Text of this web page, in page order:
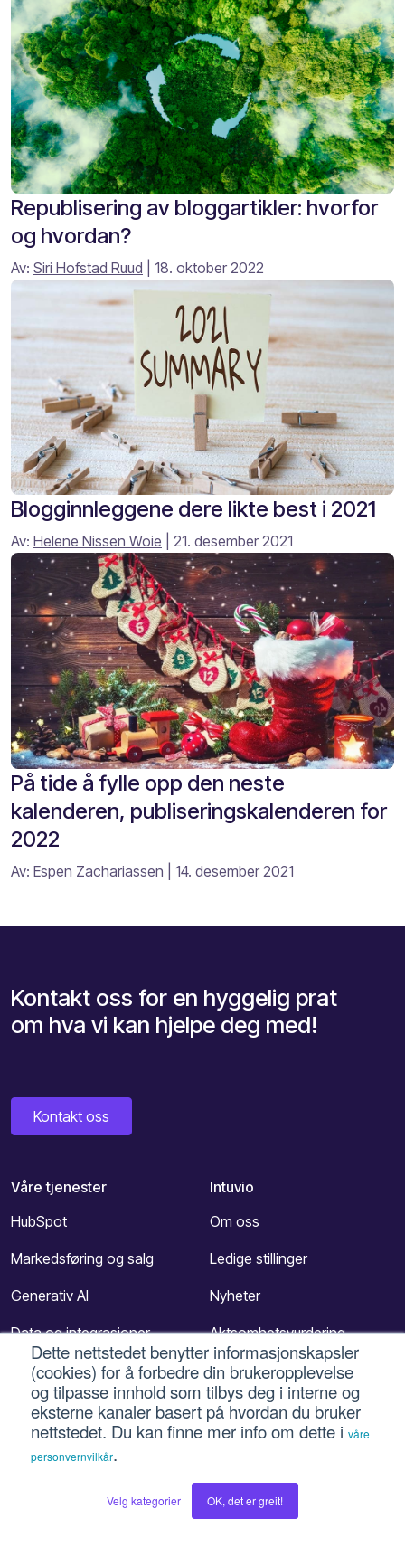
Dette nettstedet benytter informasjonskapsler
(cookies) for å forbedre din brukeropplevelse
og tilpasse innhold som tilbys deg i interne og
eksterne kanaler basert på hvordan du bruker
nettstedet. Du kan finne mer info om dette i våre
personvernvilkår.
Velg kategorier OK, det er greit!
Republisering av bloggartikler: hvorfor
og hvordan?
Av: Siri Hofstad Ruud | 18. oktober 2022
Blogginnleggene dere likte best i 2021
Av: Helene Nissen Woie | 21. desember 2021
På tide å fylle opp den neste
kalenderen, publiseringskalenderen for
2022
Av: Espen Zachariassen | 14. desember 2021
Kontakt oss for en hyggelig prat
om hva vi kan hjelpe deg med!
Kontakt oss
Våre tjenester
HubSpot
Markedsføring og salg
Generativ AI
Data og integrasjoner
Kundeservice
CRM
Shine fra Intuvio
Intuvio
Om oss
Ledige stillinger
Nyheter
Aktsomhetsvurdering
Kontakt
Social
LinkedIn